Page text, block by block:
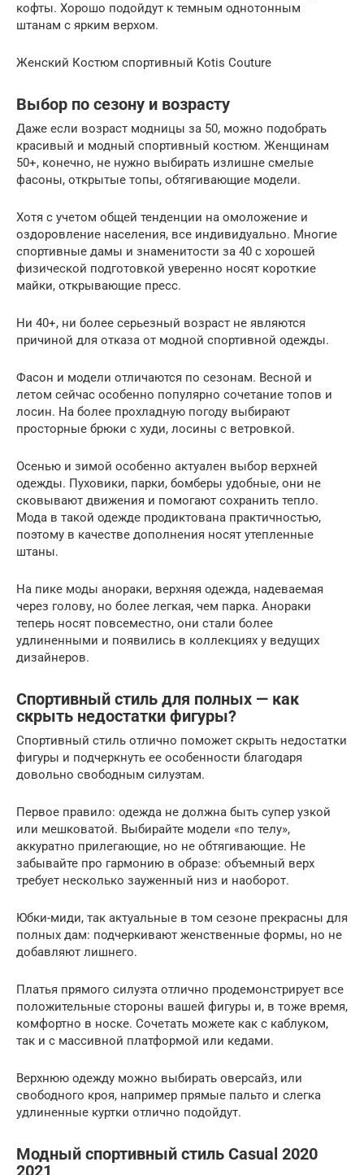
кофты. Хорошо подойдут к темным однотонным
штанам с ярким верхом.
Женский Костюм спортивный Kotis Couture
Выбор по сезону и возрасту
Даже если возраст модницы за 50, можно подобрать
красивый и модный спортивный костюм. Женщинам
50+, конечно, не нужно выбирать излишне смелые
фасоны, открытые топы, обтягивающие модели.
Хотя с учетом общей тенденции на омоложение и
оздоровление населения, все индивидуально. Многие
спортивные дамы и знаменитости за 40 с хорошей
физической подготовкой уверенно носят короткие
майки, открывающие пресс.
Ни 40+, ни более серьезный возраст не являются
причиной для отказа от модной спортивной одежды.
Фасон и модели отличаются по сезонам. Весной и
летом сейчас особенно популярно сочетание топов и
лосин. На более прохладную погоду выбирают
просторные брюки с худи, лосины с ветровкой.
Осенью и зимой особенно актуален выбор верхней
одежды. Пуховики, парки, бомберы удобные, они не
сковывают движения и помогают сохранить тепло.
Мода в такой одежде продиктована практичностью,
поэтому в качестве дополнения носят утепленные
штаны.
На пике моды анораки, верхняя одежда, надеваемая
через голову, но более легкая, чем парка. Анораки
теперь носят повсеместно, они стали более
удлиненными и появились в коллекциях у ведущих
дизайнеров.
Спортивный стиль для полных — как
скрыть недостатки фигуры?
Спортивный стиль отлично поможет скрыть недостатки
фигуры и подчеркнуть ее особенности благодаря
довольно свободным силуэтам.
Первое правило: одежда не должна быть супер узкой
или мешковатой. Выбирайте модели «по телу»,
аккуратно прилегающие, но не обтягивающие. Не
забывайте про гармонию в образе: объемный верх
требует несколько зауженный низ и наоборот.
Юбки-миди, так актуальные в том сезоне прекрасны для
полных дам: подчеркивают женственные формы, но не
добавляют лишнего.
Платья прямого силуэта отлично продемонстрирует все
положительные стороны вашей фигуры и, в тоже время,
комфортно в носке. Сочетать можете как с каблуком,
так и с массивной платформой или кедами.
Верхнюю одежду можно выбирать оверсайз, или
свободного кроя, например прямые пальто и слегка
удлиненные куртки отлично подойдут.
Модный спортивный стиль Casual 2020
2021